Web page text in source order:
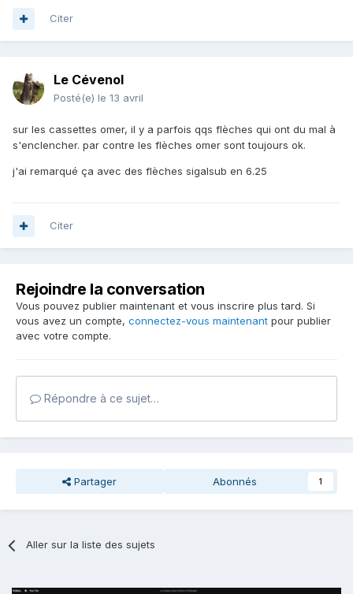
Citer
Le Cévenol
Posté(e) le 13 avril
sur les cassettes omer, il y a parfois qqs flèches qui ont du mal à
s'enclencher. par contre les flèches omer sont toujours ok.
j'ai remarqué ça avec des flèches sigalsub en 6.25
Citer
Rejoindre la conversation
Vous pouvez publier maintenant et vous inscrire plus tard. Si
vous avez un compte, connectez-vous maintenant pour publier
avec votre compte.
Répondre à ce sujet…
Partager Abonnés 1
Aller sur la liste des sujets